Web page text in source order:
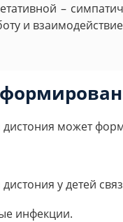
–
и
дистония может
дистония у детей
инфекции.